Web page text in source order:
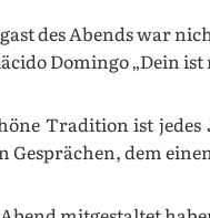
des Abends war
Domingo „Dein ist
Tradition ist
Gesprächen, dem